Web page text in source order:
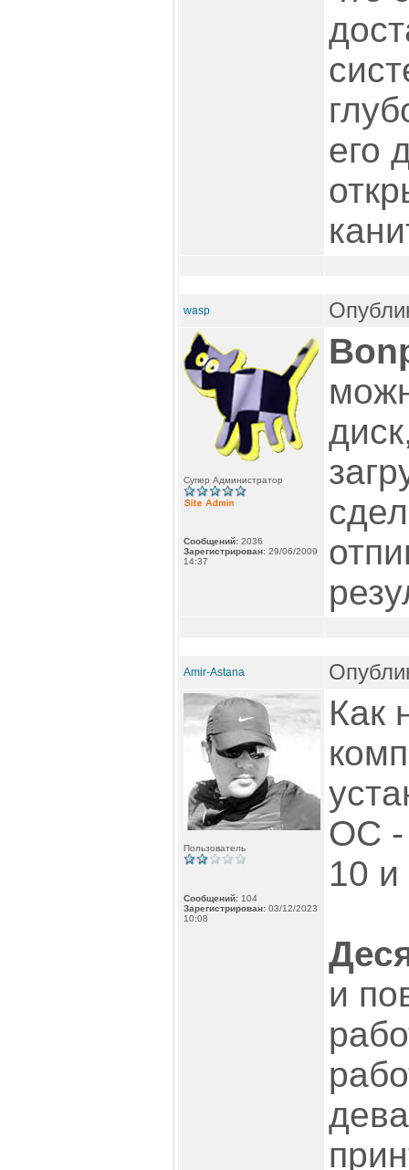
его
wasp
Супер Администратор
Сообщений: 2036
Зарегистрирован: 29/06/2009
14:37
Amir-Astana
Пользователь
Сообщений: 104
Зарегистрирован: 03/12/2023
10:08
Как
ОС -
10 и
и